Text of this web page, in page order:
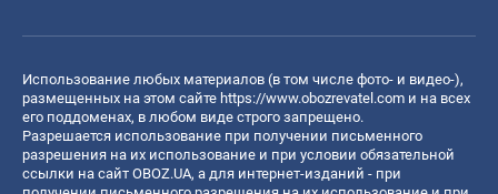
Использование любых материалов (в том числе фото- и видео-),
размещенных на этом сайте https://www.obozrevatel.com и на всех
его поддоменах, в любом виде строго запрещено.
Разрешается использование при получении письменного
разрешения на их использование и при условии обязательной
ссылки на сайт OBOZ.UA, а для интернет-изданий - при